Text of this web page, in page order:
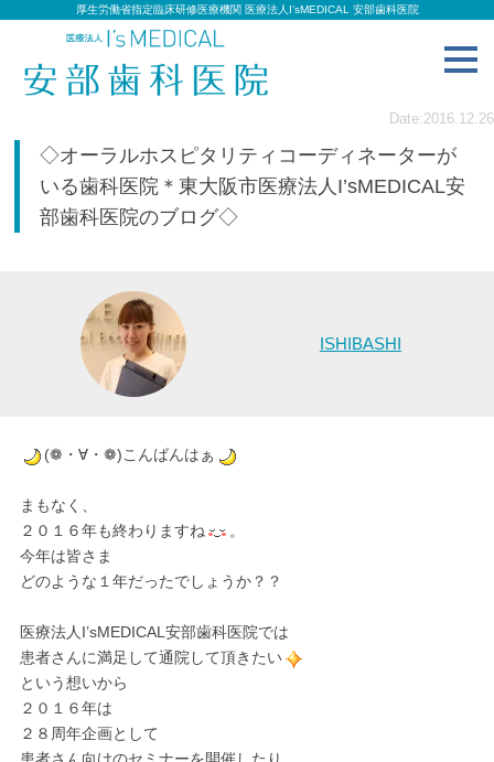
厚生労働省指定臨床研修医療機関 医療法人I’sMEDICAL 安部歯科医院
Date:2016.12.26
◇オーラルホスピタリティコーディネーターが
いる歯科医院＊東大阪市医療法人I’sMEDICAL安
部歯科医院のブログ◇
ISHIBASHI
(❁・∀・❁)こんばんはぁ
まもなく、
２０１６年も終わりますね
。
今年は皆さま
どのような１年だったでしょうか？？
医療法人I’sMEDICAL安部歯科医院では
患者さんに満足して通院して頂きたい
という想いから
２０１６年は
２８周年企画として